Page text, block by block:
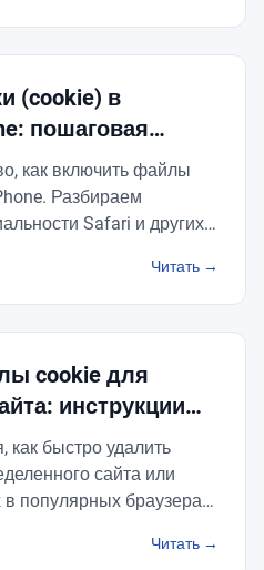
(cookie) в
пошаговая
как включить файлы
Разбираем
Safari и других
Читать →
cookie для
инструкции
как быстро удалить
сайта или
в популярных браузерах
Читать →